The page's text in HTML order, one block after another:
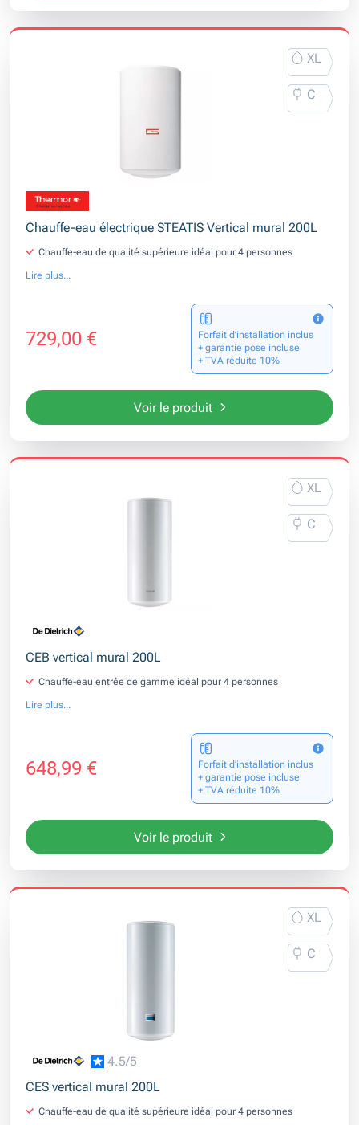
XL
C
Chauffe-eau électrique STEATIS Vertical mural 200L
Chauffe-eau de qualité supérieure idéal pour 4 personnes
Lire plus...
729,00 €
Forfait d’installation inclus
+ garantie pose incluse
+ TVA réduite 10%
Voir le produit
XL
C
CEB vertical mural 200L
Chauffe-eau entrée de gamme idéal pour 4 personnes
Lire plus...
648,99 €
Forfait d’installation inclus
+ garantie pose incluse
+ TVA réduite 10%
Voir le produit
XL
C
4.5/5
CES vertical mural 200L
Chauffe-eau de qualité supérieure idéal pour 4 personnes